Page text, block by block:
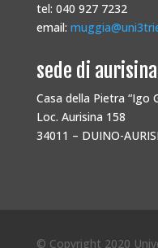
tel: 040 927 7232
email:
sede di aurisina
Casa della Pietra “Igo
Loc. Aurisina 158
34011 – DUINO-
© Copyright 2020